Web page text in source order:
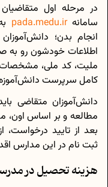
در مرحله اول
سامانه pada.medu.ir
انجام بدن؛
اطلاعات خودشون رو به
ملیت، کد ملی،
کامل سرپرست
دانش‌آموزان متقاضی
مطالعه و بر اساس اون،
بعد از تایید
ثبت نام در این مدارس
هزینه تحصیل در